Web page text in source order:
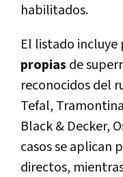
habilitados.
El listado
propias de
reconocidos del
Tefal,
Black & Decker,
casos se aplican
directos,